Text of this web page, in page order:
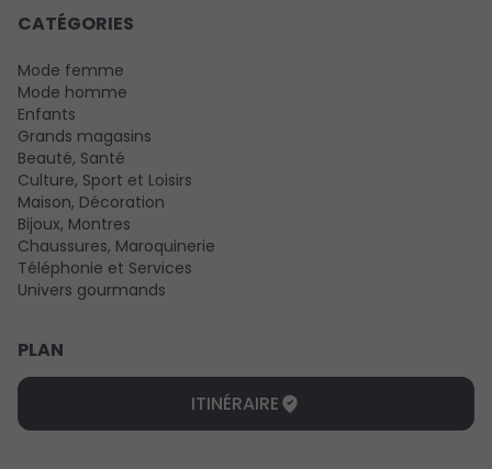
CATÉGORIES
Mode femme
Mode homme
Enfants
Grands magasins
Beauté, Santé
Culture, Sport et Loisirs
Maison, Décoration
Bijoux, Montres
Chaussures, Maroquinerie
Téléphonie et Services
Univers gourmands
PLAN
ITINÉRAIRE